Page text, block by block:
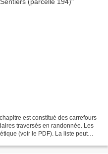
est constitué des carrefours
traversés en randonnée. Les
(voir le PDF). La liste peut